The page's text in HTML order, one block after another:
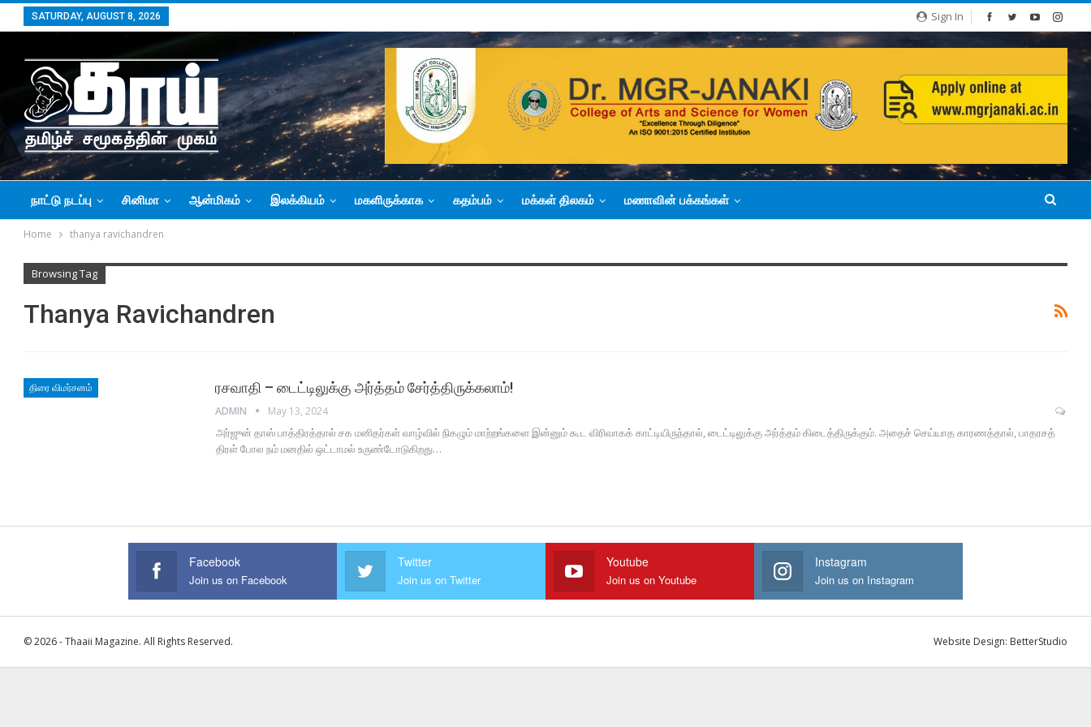
Sign In
SATURDAY, AUGUST 8, 2026
நாட்டு நடப்பு சினிமா ஆன்மிகம் இலக்கியம் மகளிருக்காக கதம்பம் மக்கள் திலகம் மணாவின் பக்கங்கள்
Home thanya ravichandren
Browsing Tag
Thanya Ravichandren
திரை விமர்சனம் ரசவாதி – டைட்டிலுக்கு அர்த்தம் சேர்த்திருக்கலாம்!
ADMIN May 13, 2024
அர்ஜுன் தாஸ் பாத்திரத்தால் சக மனிதர்கள் வாழ்வில் நிகழும் மாற்றங்களை இன்னும் கூட விரிவாகக் காட்டியிருந்தால், டைட்டிலுக்கு அர்த்தம் கிடைத்திருக்கும். அதைச் செய்யாத காரணத்தால், பாதரசத்
திரள் போல நம் மனதில் ஒட்டாமல் உருண்டோடுகிறது…
Facebook
Join us on Facebook
Twitter
Join us on Twitter
Youtube
Join us on Youtube
Instagram
Join us on Instagram
© 2026 - Thaaii Magazine. All Rights Reserved. Website Design: BetterStudio